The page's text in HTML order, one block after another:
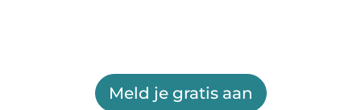
Meld je gratis aan